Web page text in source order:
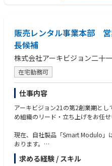
本社(新横浜)
■幅広いキャリアパス
※本ポジションからのキャリアパス
1. ジュニアFSE → シニアFSE
より複雑な装置や顧客対応を担当
チームリーダーとして新人育成や
2. テクニカルスペシャリスト
特定装置や工程に特化した専門家
顧客への高度な技術提案やトラブ
3. フィールドプロセスエンジニア
顧客要求に基づくプロセス条件の
新装置のプロセス立ち上げや歩留
4. テクニカルサポート／アプリケー
顧客からの技術問い合わせ対応、
式の採用に繋がる営業活動、マー
ーションを行う。
• 日報（営業・症例報告、営業活動
トレーニングや社内システムを使用
販売レンタル事業本部
長候補
株式会社アーキビジョン二十一
在宅勤務可
仕事内容
アーキビジョン21の第2創業期と
め組織のリード・立ち上げをお任せ
現在、自社製品「Smart Modulo」
おります。
展開事例：https://
求める経験 / スキル